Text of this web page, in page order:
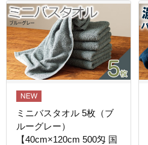
ミニバスタオル 5枚（ブ
ルーグレー）
【40cm×120cm 500匁 国